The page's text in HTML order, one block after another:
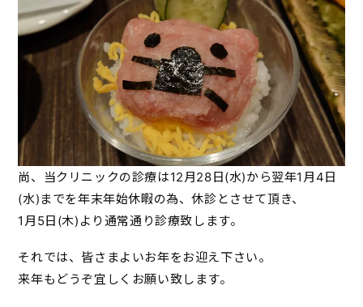
尚、当クリニックの診療は12月28日(水)から翌年1月4日
(水)までを年末年始休暇の為、休診とさせて頂き、
1月5日(木)より通常通り診療致します。
それでは、皆さまよいお年をお迎え下さい。
来年もどうぞ宜しくお願い致します。